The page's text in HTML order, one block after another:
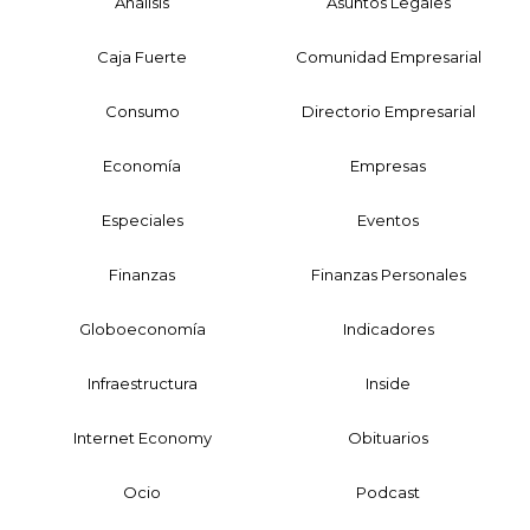
Caja Fuerte Comunidad Empresarial
Consumo Directorio Empresarial
Economía Empresas
Especiales Eventos
Finanzas Finanzas Personales
Globoeconomía Indicadores
Infraestructura Inside
Internet Economy Obituarios
Ocio Podcast